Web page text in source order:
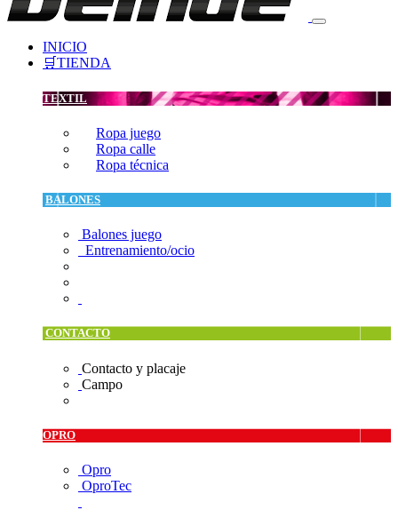
INICIO
🛒TIENDA
TEXTIL
Ropa juego
Ropa calle
Ropa técnica
BALONES
Balones juego
Entrenamiento/ocio
CONTACTO
Contacto y placaje
Campo
OPRO
Opro
OproTec